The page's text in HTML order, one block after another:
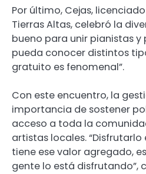
Por último, Cejas,
Tierras Altas, celebró la
bueno para unir pianistas
pueda conocer distintos
gratuito es fenomenal”.
Con este encuentro, la
importancia de sostener
acceso a toda la
artistas locales.
tiene ese valor agregado,
gente lo está disfrutando”,